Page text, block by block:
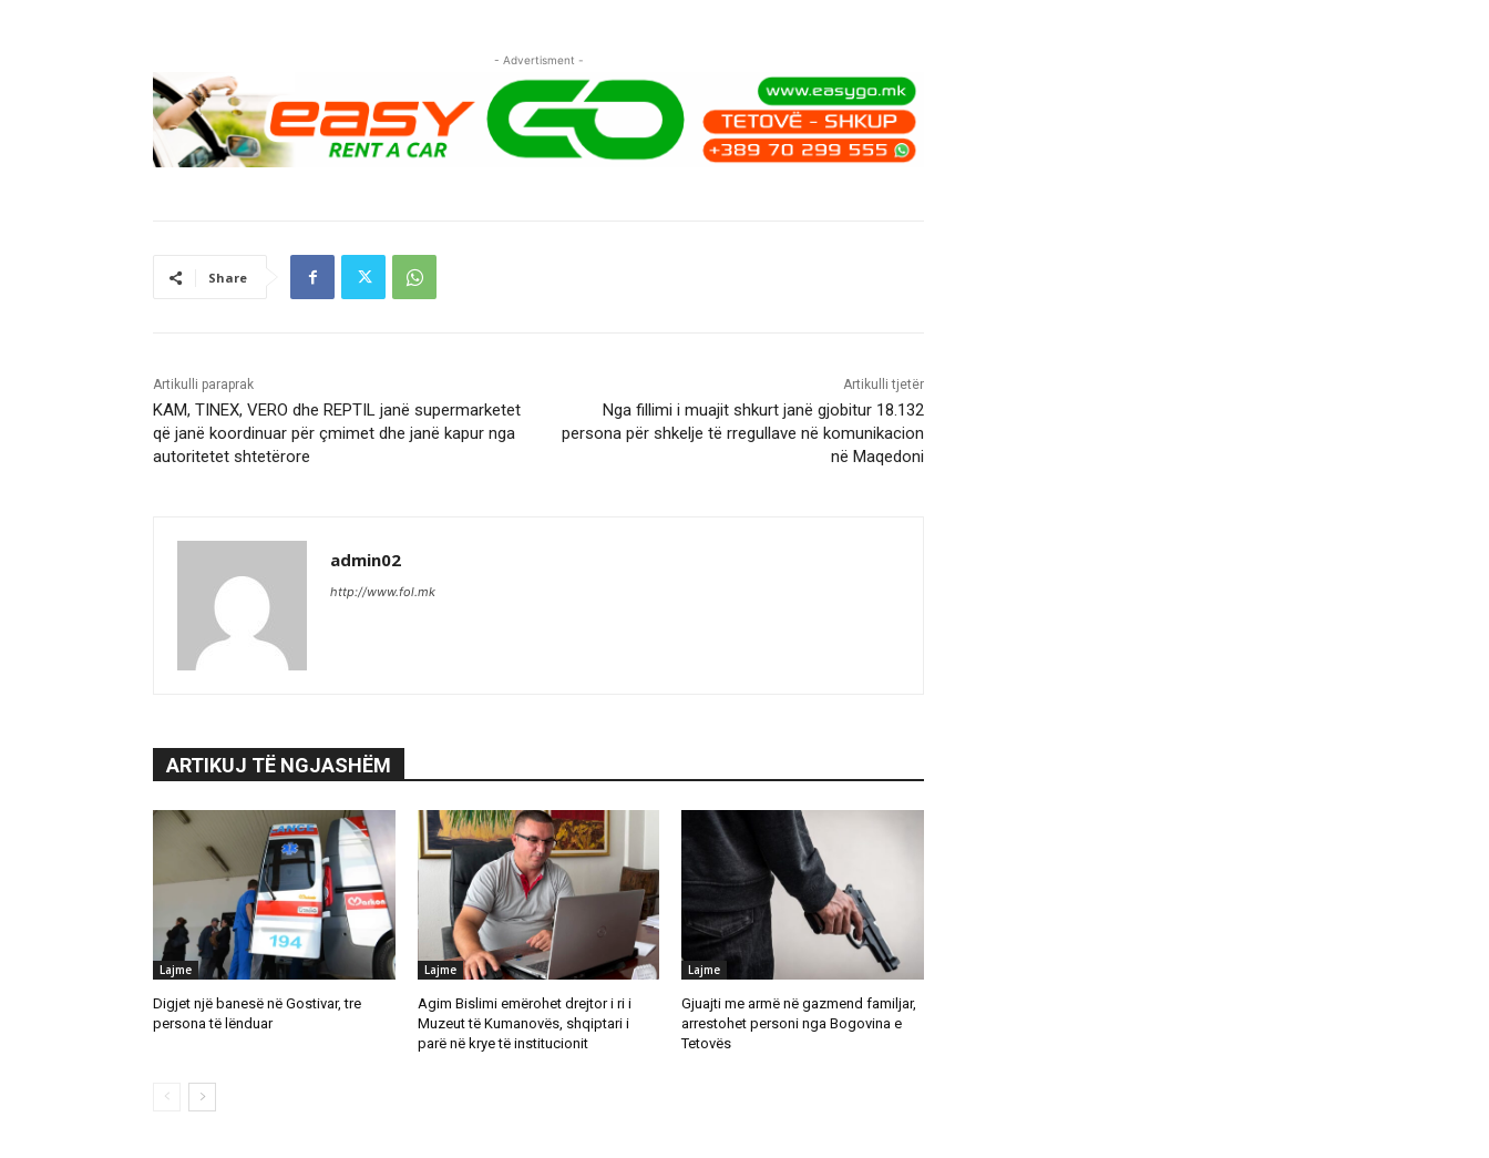
- Advertisment -
Share
Artikulli paraprak
KAM, TINEX, VERO dhe REPTIL janë supermarketet
që janë koordinuar për çmimet dhe janë kapur nga
autoritetet shtetërore
Artikulli tjetër
Nga fillimi i muajit shkurt janë gjobitur 18.132
persona për shkelje të rregullave në komunikacion
në Maqedoni
admin02
http://www.fol.mk
ARTIKUJ TË NGJASHËM
Lajme
Digjet një banesë në Gostivar, tre
persona të lënduar
Lajme
Agim Bislimi emërohet drejtor i ri i
Muzeut të Kumanovës, shqiptari i
parë në krye të institucionit
Lajme
Gjuajti me armë në gazmend familjar,
arrestohet personi nga Bogovina e
Tetovës